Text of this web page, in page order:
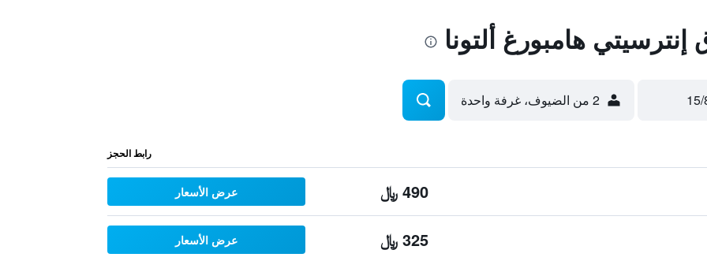
هامبورغ ألتونا
2 من الضيوف، غرفة واحدة
رابط الحجز
490 ﷼ عرض الأسعار
325 ﷼ عرض الأسعار